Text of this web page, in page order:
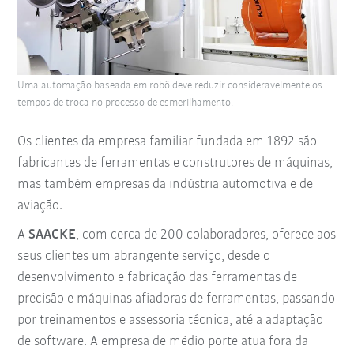
Os clientes da empresa familiar fundada em 1892 são
fabricantes de ferramentas e construtores de máquinas,
mas também empresas da indústria automotiva e de
aviação.
ASAACKE, com cerca de 200 colaboradores, oferece aos
seus clientes um abrangente serviço, desde o
desenvolvimento e fabricação das ferramentas de
precisão e máquinas afiadoras de ferramentas, passando
por treinamentos e assessoria técnica, até a adaptação
de software. A empresa de médio porte atua fora da
Uma automação baseada em robô deve reduzir consideravelmente os
tempos de troca no processo de esmerilhamento.